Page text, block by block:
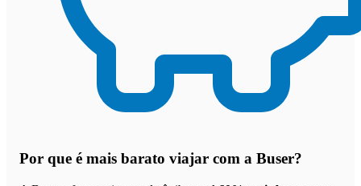
Por que é mais barato viajar com a Buser?